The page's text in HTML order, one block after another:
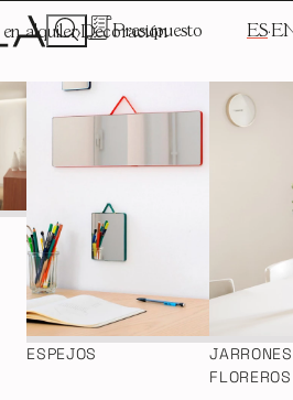
Presupuesto ES
alquilerDecoración
ESPEJOS
FLOREROS